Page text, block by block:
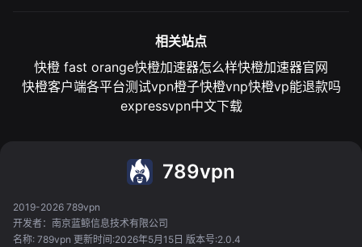
相关站点
快橙 fast orange快橙加速器怎么样快橙加速器官网
快橙客户端各平台测试vpn橙子快橙vnp快橙vp能退款吗
expressvpn中文下载
789vpn
2019-2026 789vpn
开发者：南京蓝鲸信息技术有限公司
名称: 789vpn 更新时间:2026年5月15日 版本号:2.0.4